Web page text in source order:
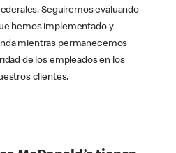
Seguiremos evaluando
hemos implementado y
mientras permanecemos
de los empleados en los
clientes.